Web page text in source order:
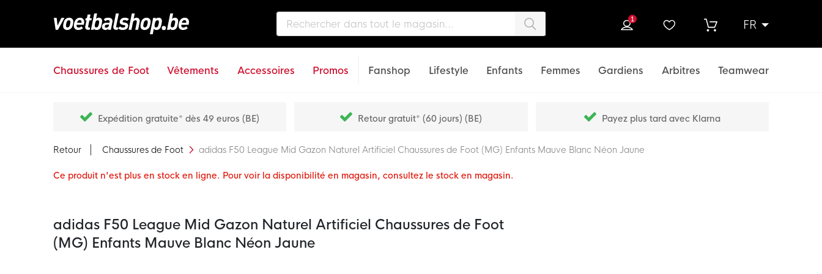
FR
1
Chaussures de Foot Vêtements Accessoires Promos Fanshop Lifestyle Enfants Femmes Gardiens Arbitres Teamwear
Expédition gratuite* dès 49 euros (BE) Retour gratuit* (60 jours) (BE) Payez plus tard avec Klarna
Retour Chaussures de Foot adidas F50 League Mid Gazon Naturel Artificiel Chaussures de Foot (MG) Enfants Mauve Blanc Néon Jaune
Ce produit n'est plus en stock en ligne. Pour voir la disponibilité en magasin, consultez le stock en magasin.
adidas F50 League Mid Gazon Naturel Artificiel Chaussures de Foot
(MG) Enfants Mauve Blanc Néon Jaune